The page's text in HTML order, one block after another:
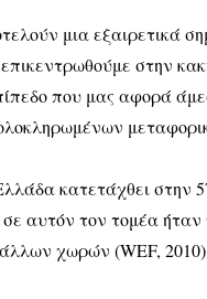
μια εξαιρετικά
στην
που μας αφορά
κατετάχθει στην
αυτόν τον τομέα
άλλων χωρών (WEF,